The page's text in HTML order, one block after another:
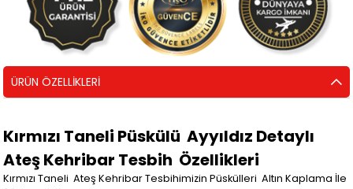
ÜRÜN ÖZELLIKLERI
Kırmızı Taneli Püskülü Ayyıldız Detaylı
Ateş Kehribar Tesbih Özellikleri
Kırmızı Taneli Ateş Kehribar Tesbihimizin Püskülleri Altın Kaplama İle